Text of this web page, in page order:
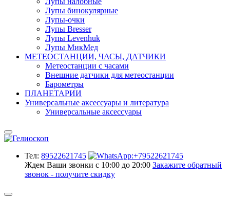
Лупы бинокулярные
Лупы-очки
Лупы Bresser
Лупы Levenhuk
Лупы МикМед
МЕТЕОСТАНЦИИ, ЧАСЫ, ДАТЧИКИ
Метеостанции с часами
Внешние датчики для метеостанции
Барометры
ПЛАНЕТАРИИ
Универсальные аксессуары и литература
Универсальные аксессуары
Тел: 89522621745
Ждем Ваши звонки с 10:00 до 20:00 Закажите обратный
звонок - получите скидку